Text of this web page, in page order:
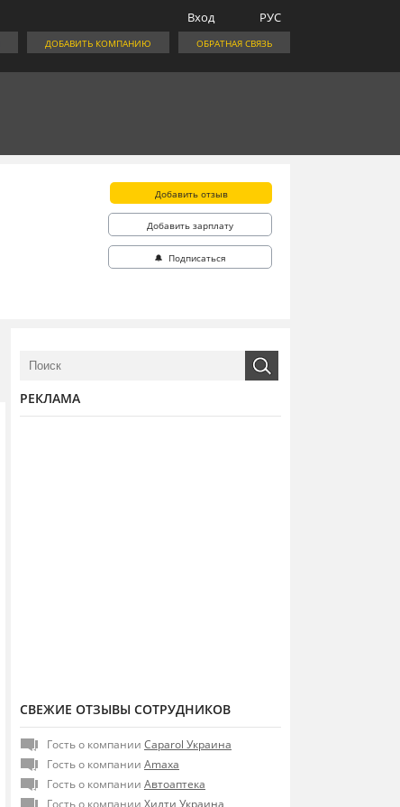
РУС
Вход
ОБРАТНАЯ СВЯЗЬ
ДОБАВИТЬ КОМПАНИЮ
Добавить отзыв
Добавить зарплату
🔔 Подписаться
РЕКЛАМА
СВЕЖИЕ ОТЗЫВЫ СОТРУДНИКОВ
Гость о компании Caparol Украина
Гость о компании Amaxa
Гость о компании Автоаптека
Гость о компании Хилти Украина